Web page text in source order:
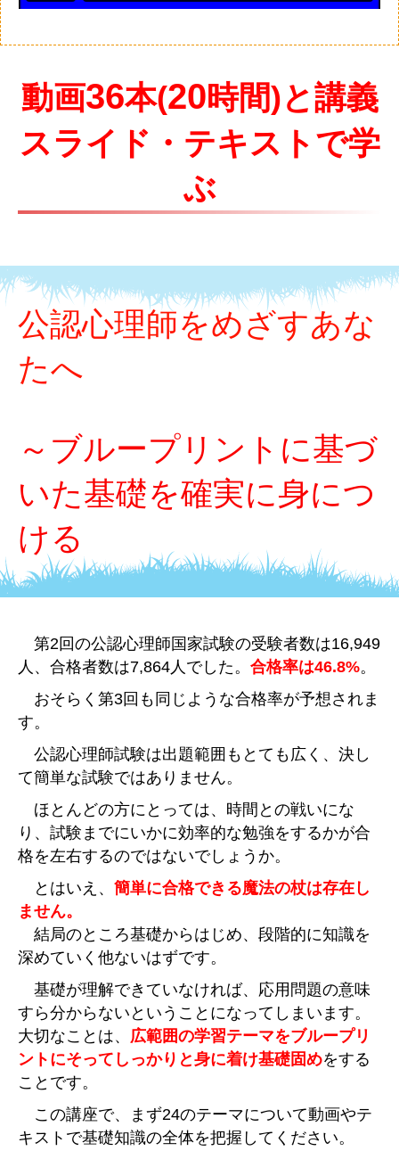
動画36本(20時間)と講義
スライド・ テキストで学
ぶ
公認心理師をめざすあな
たへ
～ブループリントに基づ
いた基礎を確実に身につ
ける
第2回の公認心理師国家試験の受験者数は16,949
人、合格者数は7,864人でした。 合格率は46.8%。
おそらく第3回も同じような合格率が予想されま
す。
公認心理師試験は出題範囲もとても広く、決し
て簡単な試験ではありません。
ほとんどの方にとっては、時間との戦いにな
り、試験までにいかに効率的な勉強をするかが合
格を左右するのではないでしょうか。
とはいえ、 簡単に合格できる魔法の杖は存在し
ません。
結局のところ基礎からはじめ、段階的に知識を
深めていく他ないはずです。
基礎が理解できていなければ、応用問題の意味
すら分からないということになってしまいます。
大切なことは、 広範囲の学習テーマをブループリ
ントにそってしっかりと身に着け基礎固めをする
ことです。
この講座で、まず24のテーマについて動画やテ
キストで基礎知識の全体を把握してください。